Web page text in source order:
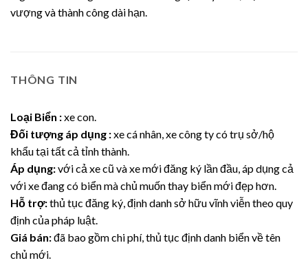
vượng và thành công dài hạn.
THÔNG TIN
Loại Biển :xe con.
Đối tượng áp dụng :xe cá nhân, xe công ty có trụ sở/hộ
khẩu tại tất cả tỉnh thành.
Áp dụng:với cả xe cũ và xe mới đăng ký lần đầu, áp dụng cả
với xe đang có biển mà chủ muốn thay biển mới đẹp hơn.
Hỗ trợ:thủ tục đăng ký, định danh sở hữu vĩnh viễn theo quy
định của pháp luật.
Giá bán:đã bao gồm chi phí, thủ tục định danh biển về tên
chủ mới.